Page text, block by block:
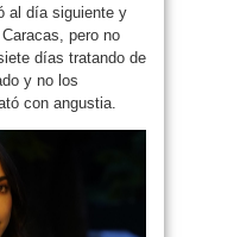
al día siguiente y
pero no
días tratando de
y no los
con angustia.